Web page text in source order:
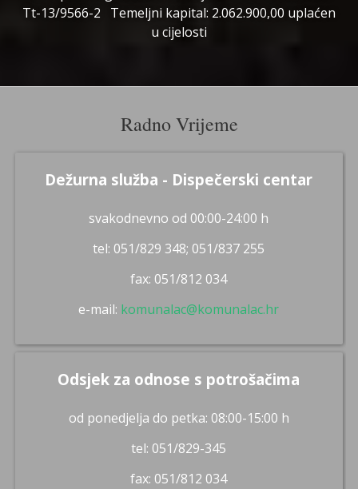
Tt-13/9566-2 Temeljni kapital: 2.062.900,00 uplaćen
u cijelosti
Radno Vrijeme
Dežurna služba - Dispečerski centar
svakodnevno od 00:00-24:00 h
tel: 051/829 348; 051/837 255
fax: 051/812 034
e-mail: komunalac@komunalac.hr
Odsjek za odnose s potrošačima
od ponedjelja do petka: 08:00-15:00 h
tel: 051/829-345
fax: 051/812 034